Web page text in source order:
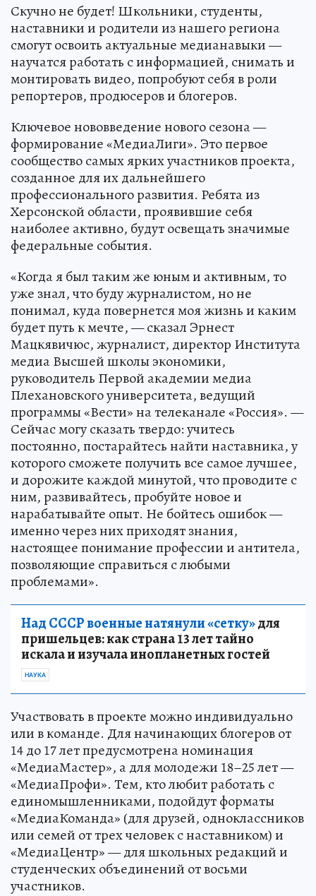
Скучно не будет! Школьники, студенты,
наставники и родители из нашего региона
смогут освоить актуальные медианавыки —
научатся работать с информацией, снимать и
монтировать видео, попробуют себя в роли
репортеров, продюсеров и блогеров.
Ключевое нововведение нового сезона —
формирование «МедиаЛиги». Это первое
сообщество самых ярких участников проекта,
созданное для их дальнейшего
профессионального развития. Ребята из
Херсонской области, проявившие себя
наиболее активно, будут освещать значимые
федеральные события.
«Когда я был таким же юным и активным, то
уже знал, что буду журналистом, но не
понимал, куда повернется моя жизнь и каким
будет путь к мечте, — сказал Эрнест
Мацкявичюс, журналист, директор Института
медиа Высшей школы экономики,
руководитель Первой академии медиа
Плехановского университета, ведущий
программы «Вести» на телеканале «Россия». —
Сейчас могу сказать твердо: учитесь
постоянно, постарайтесь найти наставника, у
которого сможете получить все самое лучшее,
и дорожите каждой минутой, что проводите с
ним, развивайтесь, пробуйте новое и
нарабатывайте опыт. Не бойтесь ошибок —
именно через них приходят знания,
настоящее понимание профессии и антитела,
позволяющие справиться с любыми
проблемами».
Над СССР военные натянули «сетку»для
пришельцев: как страна 13 лет тайно
искала и изучала инопланетных гостей
НАУКА
Участвовать в проекте можно индивидуально
или в команде. Для начинающих блогеров от
14 до 17 лет предусмотрена номинация
«МедиаМастер», а для молодежи 18–25 лет —
«МедиаПрофи». Тем, кто любит работать с
единомышленниками, подойдут форматы
«МедиаКоманда» (для друзей, одноклассников
или семей от трех человек с наставником) и
«МедиаЦентр» — для школьных редакций и
студенческих объединений от восьми
участников.